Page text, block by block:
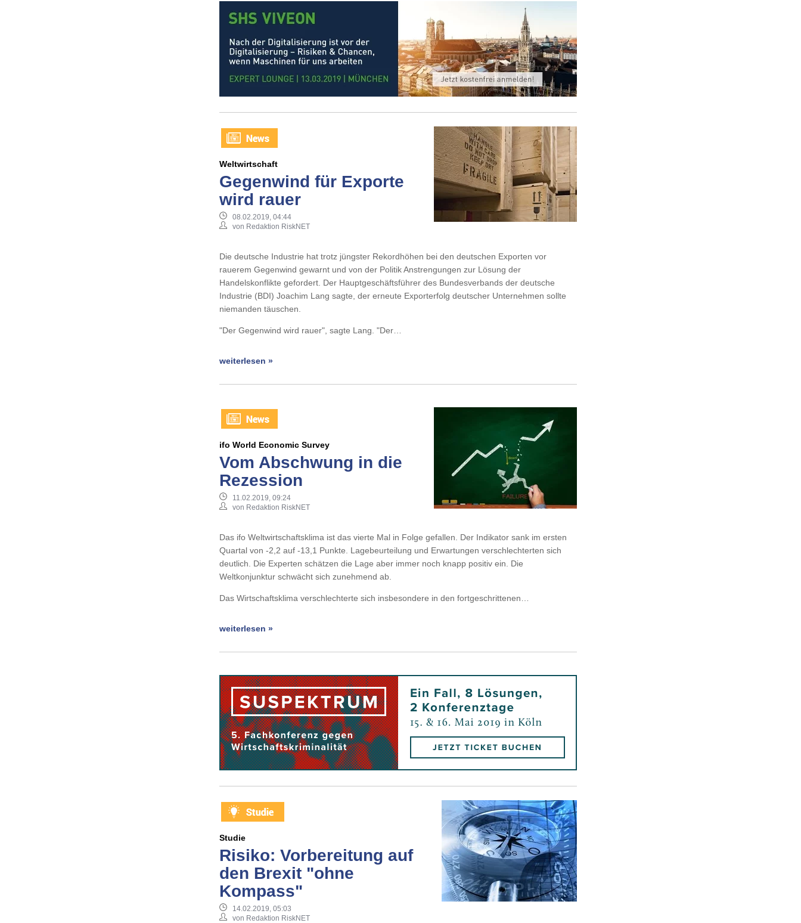
Weltwirtschaft
Gegenwind für Exporte
wird rauer
08.02.2019, 04:44
von Redaktion RiskNET
Die deutsche Industrie hat trotz jüngster Rekordhöhen bei den deutschen Exporten vor
rauerem Gegenwind gewarnt und von der Politik Anstrengungen zur Lösung der
Handelskonflikte gefordert. Der Hauptgeschäftsführer des Bundesverbands der deutsche
Industrie (BDI) Joachim Lang sagte, der erneute Exporterfolg deutscher Unternehmen sollte
niemanden täuschen.
"Der Gegenwind wird rauer", sagte Lang. "Der…
weiterlesen »
ifo World Economic Survey
Vom Abschwung in die
Rezession
11.02.2019, 09:24
von Redaktion RiskNET
Das ifo Weltwirtschaftsklima ist das vierte Mal in Folge gefallen. Der Indikator sank im ersten
Quartal von -2,2 auf -13,1 Punkte. Lagebeurteilung und Erwartungen verschlechterten sich
deutlich. Die Experten schätzen die Lage aber immer noch knapp positiv ein. Die
Weltkonjunktur schwächt sich zunehmend ab.
Das Wirtschaftsklima verschlechterte sich insbesondere in den fortgeschrittenen…
weiterlesen »
Studie
Risiko: Vorbereitung auf
den Brexit "ohne
Kompass"
14.02.2019, 05:03
von Redaktion RiskNET